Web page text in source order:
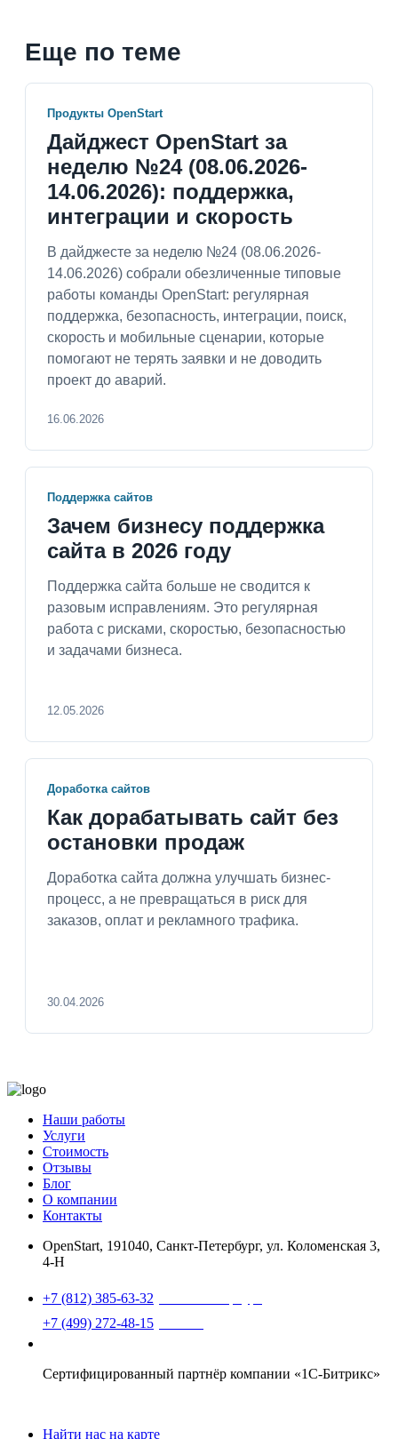
Еще по теме
Продукты OpenStart
Дайджест OpenStart за
неделю №24 (08.06.2026-
14.06.2026): поддержка,
интеграции и скорость
В дайджесте за неделю №24 (08.06.2026-
14.06.2026) собрали обезличенные типовые
работы команды OpenStart: регулярная
поддержка, безопасность, интеграции, поиск,
скорость и мобильные сценарии, которые
помогают не терять заявки и не доводить
проект до аварий.
16.06.2026
Поддержка сайтов
Зачем бизнесу поддержка
сайта в 2026 году
Поддержка сайта больше не сводится к
разовым исправлениям. Это регулярная
работа с рисками, скоростью, безопасностью
и задачами бизнеса.
12.05.2026
Доработка сайтов
Как дорабатывать сайт без
остановки продаж
Доработка сайта должна улучшать бизнес-
процесс, а не превращаться в риск для
заказов, оплат и рекламного трафика.
30.04.2026
Наши работы
Услуги
Стоимость
Отзывы
Блог
О компании
Контакты
OpenStart, 191040, Санкт-Петербург, ул. Коломенская 3,
4-Н
+7 (812) 385-63-32
+7 (499) 272-48-15
Сертифицированный партнёр компании «1С-Битрикс»
Найти нас на карте